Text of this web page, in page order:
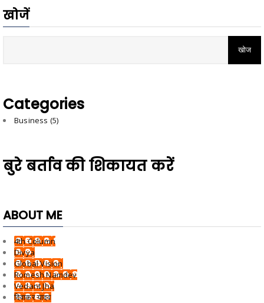
खोजें
Categories
Business (5)
बुरे बर्ताव की शिकायत करें
ABOUT ME
4th Column
Divya
Global Vision
Romesh Namdev
Vedant Jha
दिवाकर यादव